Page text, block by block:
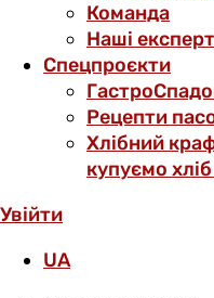
Команда
Наші
Спецпроєкти
Рецепти
Хлібний
купуємо
Увійти
UA